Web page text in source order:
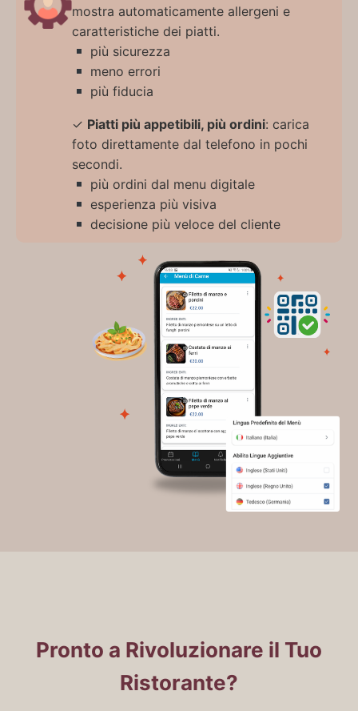
mostra automaticamente allergeni e
caratteristiche dei piatti.
più sicurezza
meno errori
più fiducia
✓ Piatti più appetibili, più ordini: carica
foto direttamente dal telefono in pochi
secondi.
più ordini dal menu digitale
esperienza più visiva
decisione più veloce del cliente
Pronto a Rivoluzionare il Tuo
Ristorante?